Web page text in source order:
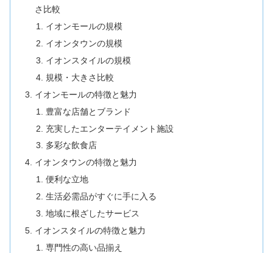
さ比較
イオンモールの規模
イオンタウンの規模
イオンスタイルの規模
規模・大きさ比較
イオンモールの特徴と魅力
豊富な店舗とブランド
充実したエンターテイメント施設
多彩な飲食店
イオンタウンの特徴と魅力
便利な立地
生活必需品がすぐに手に入る
地域に根ざしたサービス
イオンスタイルの特徴と魅力
専門性の高い品揃え